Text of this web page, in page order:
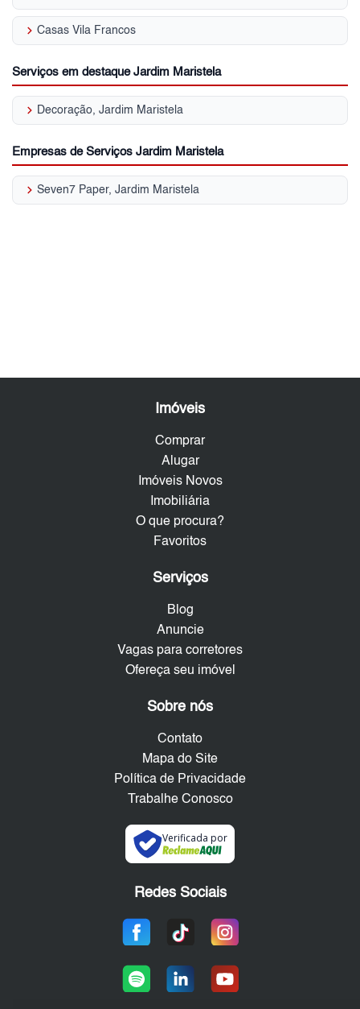
keyboard_arrow_right Casas Vila Francos
Serviços em destaque Jardim Maristela
keyboard_arrow_right Decoração, Jardim Maristela
Empresas de Serviços Jardim Maristela
keyboard_arrow_right Seven7 Paper, Jardim Maristela
Imóveis
Comprar
Alugar
Imóveis Novos
Imobiliária
O que procura?
Favoritos
Serviços
Blog
Anuncie
Vagas para corretores
Ofereça seu imóvel
Sobre nós
Contato
Mapa do Site
Política de Privacidade
Trabalhe Conosco
Verificada por
Redes Sociais